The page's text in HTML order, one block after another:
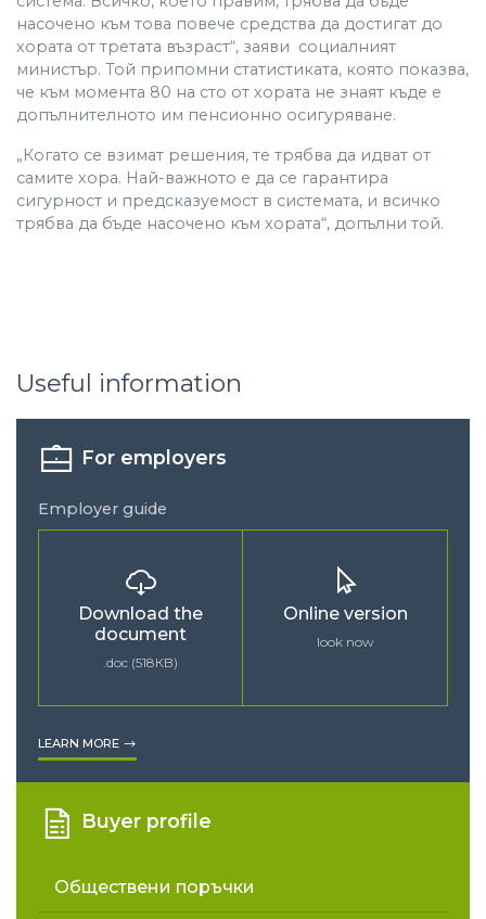
насочено към това повече средства да достигат до
хората от третата възраст“, заяви социалният
министър. Той припомни статистиката, която показва,
че към момента 80 на сто от хората не знаят къде е
допълнителното им пенсионно осигуряване.
„Когато се взимат решения, те трябва да идват от
самите хора. Най-важното е да се гарантира
сигурност и предсказуемост в системата, и всичко
трябва да бъде насочено към хората“, допълни той.
Useful information
For employers
Employer guide
Download the
document
.doc (518КB)
Online version
look now
LEARN MORE
Buyer profile
Обществени поръчки